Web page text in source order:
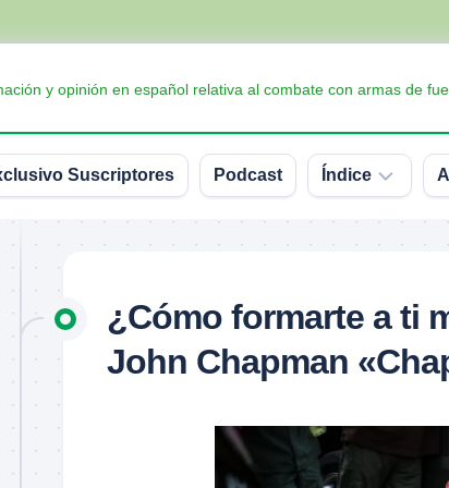
y opinión en español relativa al combate con armas de
Suscriptores Podcast Índice
Balística
Conceptos
Interesante
¿Cómo formarte a ti
John Chapman